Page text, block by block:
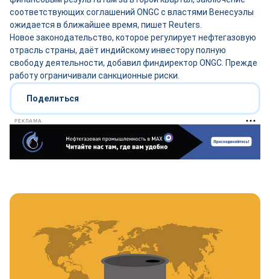
соответствующих соглашений ONGC с властями Венесуэлы
ожидается в ближайшее время, пишет Reuters.
Новое законодательство, которое регулирует нефтегазовую
отрасль страны, даёт индийскому инвестору полную
свободу деятельности, добавил финдиректор ONGC. Прежде
работу ограничивали санкционные риски.
Поделиться
РЕКЛАМА